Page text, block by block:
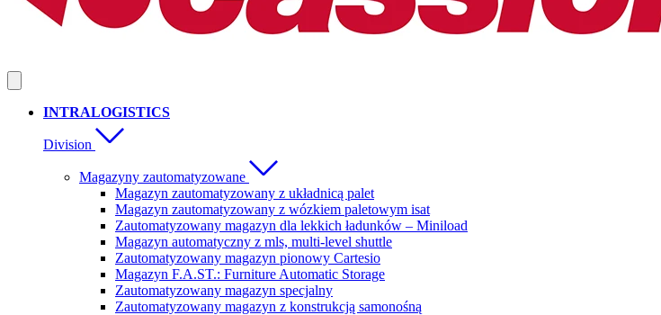
INTRALOGISTICS
Division
Magazyny zautomatyzowane
Magazyn zautomatyzowany z układnicą palet
Magazyn zautomatyzowany z wózkiem paletowym isat
Zautomatyzowany magazyn dla lekkich ładunków – Miniload
Magazyn automatyczny z mls, multi-level shuttle
Zautomatyzowany magazyn pionowy Cartesio
Magazyn F.A.ST.: Furniture Automatic Storage
Zautomatyzowany magazyn specjalny
Zautomatyzowany magazyn z konstrukcją samonośną